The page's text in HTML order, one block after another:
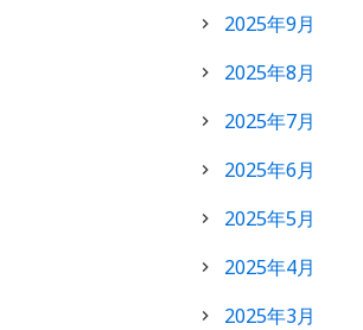
2025年9月
2025年8月
2025年7月
2025年6月
2025年5月
2025年4月
2025年3月